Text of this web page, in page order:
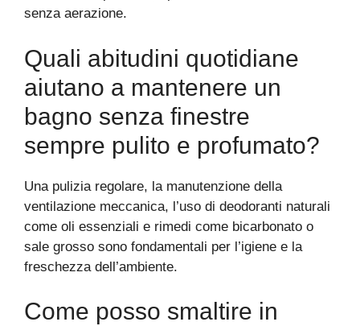
senza aerazione.
Quali abitudini quotidiane
aiutano a mantenere un
bagno senza finestre
sempre pulito e profumato?
Una pulizia regolare, la manutenzione della
ventilazione meccanica, l’uso di deodoranti naturali
come oli essenziali e rimedi come bicarbonato o
sale grosso sono fondamentali per l’igiene e la
freschezza dell’ambiente.
Come posso smaltire in